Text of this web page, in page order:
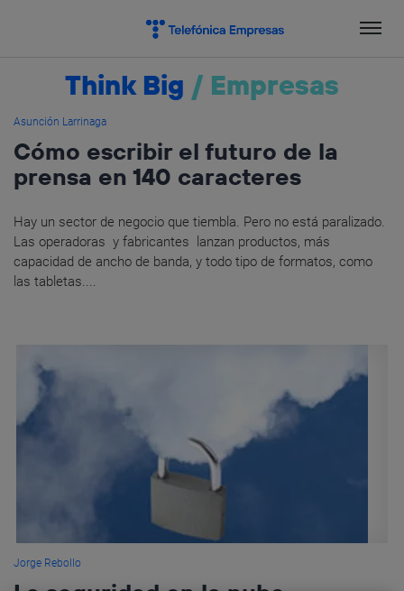
Think Big / Empresas
Asunción Larrinaga
Cómo escribir el futuro de la
prensa en 140 caracteres
Hay un sector de negocio que tiembla. Pero no está paralizado.
Las operadoras y fabricantes lanzan productos, más
capacidad de ancho de banda, y todo tipo de formatos, como
las tabletas....
Jorge Rebollo